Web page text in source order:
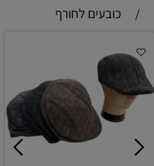
/ כובעים לחורף